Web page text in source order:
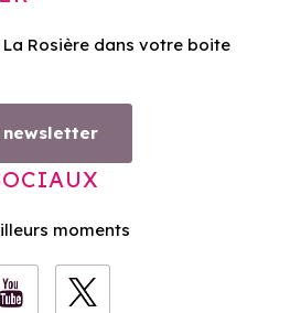
Rosière dans votre boite
newsletter
moments